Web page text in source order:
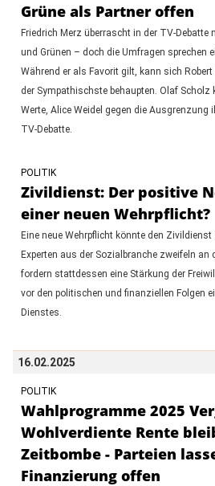
Grüne als Partner offen
Friedrich Merz überrascht in der TV-Debatte
und Grünen – doch die Umfragen sprechen
Während er als Favorit gilt, kann sich
der Sympathischste behaupten. Olaf Scholz
Werte, Alice Weidel gegen die Ausgrenzung
TV-Debatte.
POLITIK
Zivildienst: Der positive
einer neuen Wehrpflicht?
Eine neue Wehrpflicht könnte den
Experten aus der Sozialbranche zweifeln an
fordern stattdessen eine Stärkung der
vor den politischen und finanziellen Folgen
Dienstes.
16.02.2025
POLITIK
Wahlprogramme 2025
Wohlverdiente Rente
Zeitbombe - Parteien
Finanzierung offen